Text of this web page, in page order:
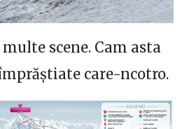
scene. Cam asta
care-ncotro.